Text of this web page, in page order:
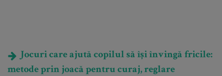
Jocuri care ajută copilul să își învingă fricile:
metode prin joacă pentru curaj, reglare